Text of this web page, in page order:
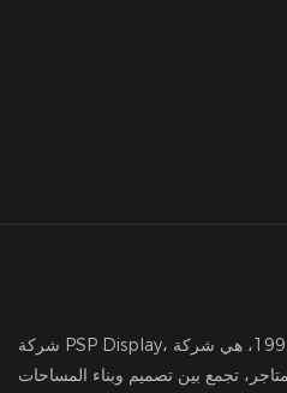
شركة PSP Display، التي تأسست عام 1998، هي شركة
تجمع بين تصميم وبناء المساحات